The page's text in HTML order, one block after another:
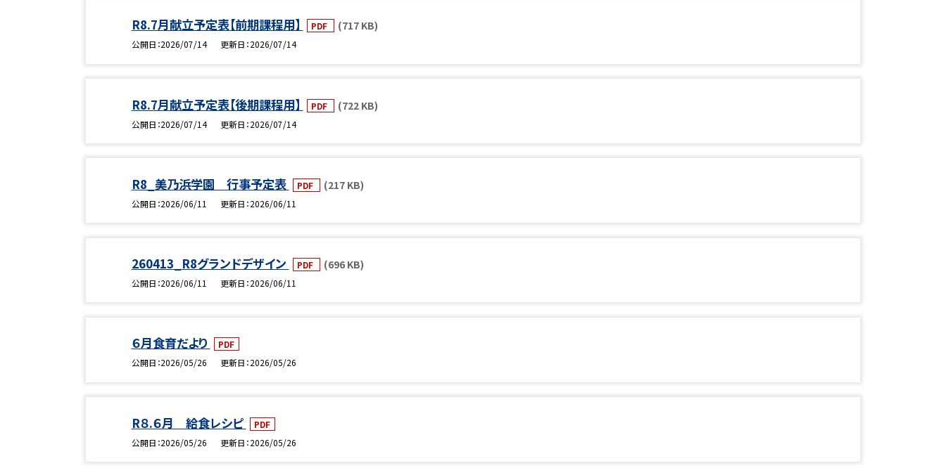
R8.7月献立予定表【前期課程用】 PDF (717 KB)
公開日 2026/07/14 更新日 2026/07/14
R8.7月献立予定表【後期課程用】 PDF (722 KB)
公開日 2026/07/14 更新日 2026/07/14
R8_美乃浜学園 行事予定表 PDF (217 KB)
公開日 2026/06/11 更新日 2026/06/11
260413_R8グランドデザイン PDF (696 KB)
公開日 2026/06/11 更新日 2026/06/11
６月食育だより
PDF
公開日 2026/05/26 更新日 2026/05/26
R８.６月 給食レシピ
PDF
公開日 2026/05/26 更新日 2026/05/26